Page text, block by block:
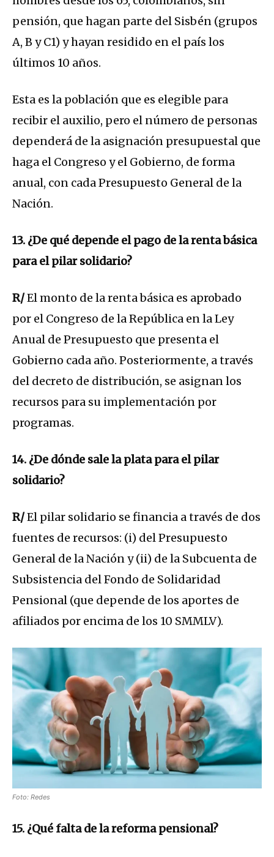
pensión, que hagan parte del Sisbén (grupos
A, B y C1) y hayan residido en el país los
últimos 10 años.
Esta es la población que es elegible para
recibir el auxilio, pero el número de personas
dependerá de la asignación presupuestal que
haga el Congreso y el Gobierno, de forma
anual, con cada Presupuesto General de la
Nación.
13. ¿De qué depende el pago de la renta básica
para el pilar solidario?
R/El monto de la renta básica es aprobado
por el Congreso de la República en la Ley
Anual de Presupuesto que presenta el
Gobierno cada año. Posteriormente, a través
del decreto de distribución, se asignan los
recursos para su implementación por
programas.
14. ¿De dónde sale la plata para el pilar
solidario?
R/El pilar solidario se financia a través de dos
fuentes de recursos: (i) del Presupuesto
General de la Nación y (ii) de la Subcuenta de
Subsistencia del Fondo de Solidaridad
Pensional (que depende de los aportes de
afiliados por encima de los 10 SMMLV).
Foto: Redes
15. ¿Qué falta de la reforma pensional?